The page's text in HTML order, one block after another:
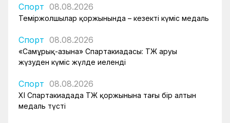
Спорт 08.08.2026
Теміржолшылар қоржынында – кезекті күміс медаль
Спорт 08.08.2026
«Самұрық-Қазына» Спартакиадасы: ҚТЖ аруы
жүзуден күміс жүлде иеленді
Спорт 08.08.2026
XI Спартакиадада ҚТЖ қоржынына тағы бір алтын
медаль түсті